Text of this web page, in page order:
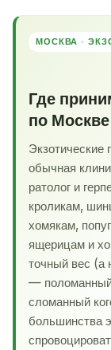
МОСКВА ·
Где
по Москве
обычная
ратолог и
кроликам,
хомякам,
ящерицам и
точный вес (а
— поломанный
сломанный
большинства